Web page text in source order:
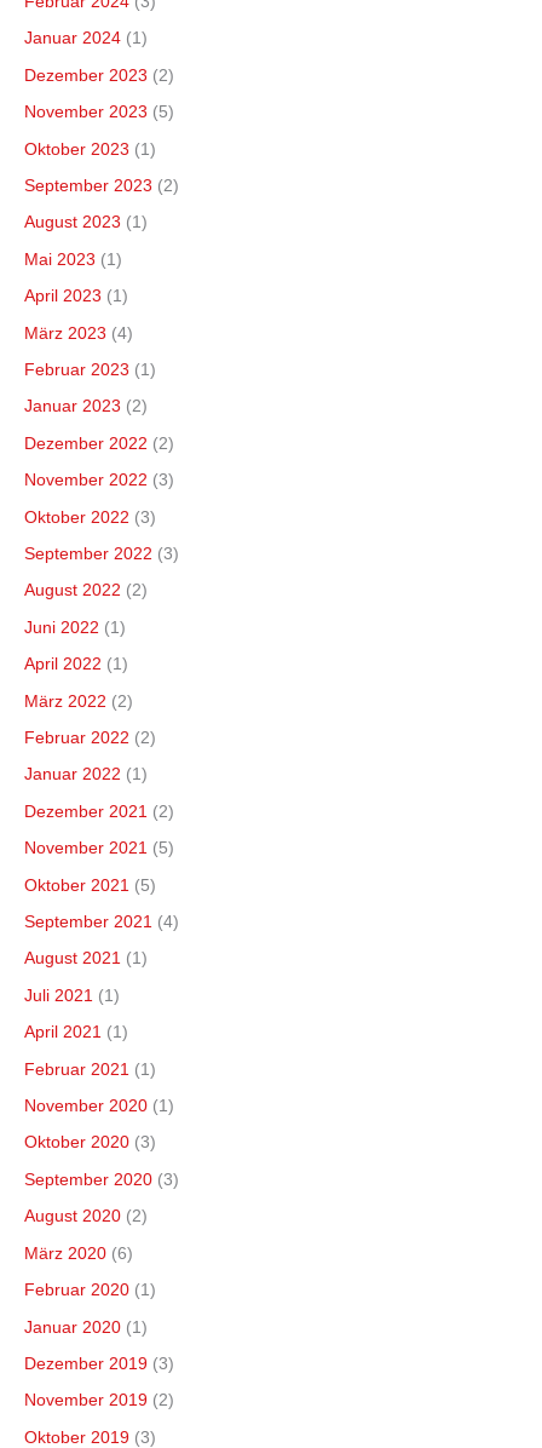
Januar 2024 (1)
Dezember 2023 (2)
November 2023 (5)
Oktober 2023 (1)
September 2023 (2)
August 2023 (1)
Mai 2023 (1)
April 2023 (1)
März 2023 (4)
Februar 2023 (1)
Januar 2023 (2)
Dezember 2022 (2)
November 2022 (3)
Oktober 2022 (3)
September 2022 (3)
August 2022 (2)
Juni 2022 (1)
April 2022 (1)
März 2022 (2)
Februar 2022 (2)
Januar 2022 (1)
Dezember 2021 (2)
November 2021 (5)
Oktober 2021 (5)
September 2021 (4)
August 2021 (1)
Juli 2021 (1)
April 2021 (1)
Februar 2021 (1)
November 2020 (1)
Oktober 2020 (3)
September 2020 (3)
August 2020 (2)
März 2020 (6)
Februar 2020 (1)
Januar 2020 (1)
Dezember 2019 (3)
November 2019 (2)
Oktober 2019 (3)